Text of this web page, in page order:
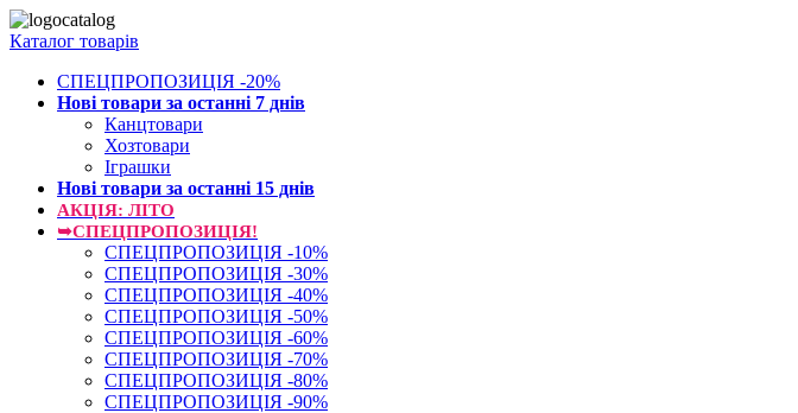
Каталог товарів
СПЕЦПРОПОЗИЦІЯ -20%
Нові товари за останнi 7 днiв
Канцтовари
Хозтовари
Іграшки
Нові товари за останнi 15 днiв
АКЦІЯ: ЛІТО
➥СПЕЦПРОПОЗИЦІЯ!
СПЕЦПРОПОЗИЦІЯ -10%
СПЕЦПРОПОЗИЦІЯ -30%
СПЕЦПРОПОЗИЦІЯ -40%
СПЕЦПРОПОЗИЦІЯ -50%
СПЕЦПРОПОЗИЦІЯ -60%
СПЕЦПРОПОЗИЦІЯ -70%
СПЕЦПРОПОЗИЦІЯ -80%
СПЕЦПРОПОЗИЦІЯ -90%